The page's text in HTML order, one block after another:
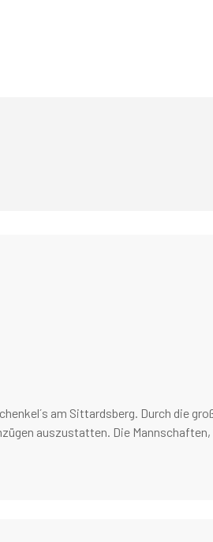
am Sittardsberg. Durch die
auszustatten. Die Mannschaften,